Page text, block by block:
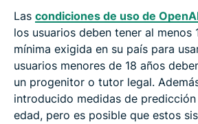
Las condiciones de uso de
los usuarios deben tener al menos
mínima exigida en su país para
usuarios menores de 18 años
un progenitor o tutor legal.
introducido medidas de
edad, pero es posible que estos